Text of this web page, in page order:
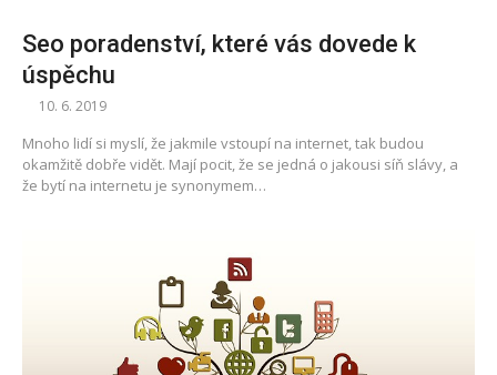
Seo poradenství, které vás dovede k
úspěchu
10. 6. 2019
Mnoho lidí si myslí, že jakmile vstoupí na internet, tak budou
okamžitě dobře vidět. Mají pocit, že se jedná o jakousi síň slávy, a
že bytí na internetu je synonymem…